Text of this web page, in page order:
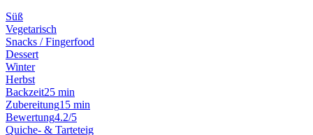
Süß
Vegetarisch
Snacks / Fingerfood
Dessert
Winter
Herbst
Backzeit25 min
Zubereitung15 min
Bewertung4.2/5
Quiche- & Tarteteig